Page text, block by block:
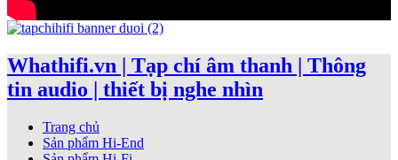
Whathifi.vn | Tạp chí âm thanh | Thông
tin audio | thiết bị nghe nhìn
Trang chủ
Sản phẩm Hi-End